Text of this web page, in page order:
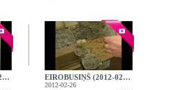
EIROBUSIŅŠ (2012-02-19) EIROBUSIŅŠ (2012-02-26)
2012-02-26